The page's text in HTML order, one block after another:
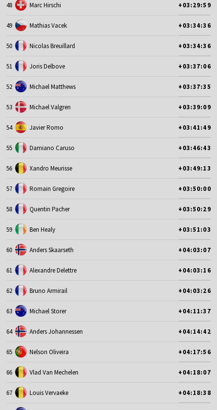
48 Marc Hirschi +03:29:59
49 Mathias Vacek +03:34:36
50 Nicolas Breuillard +03:34:36
51 Joris Delbove +03:37:06
52 Michael Matthews +03:37:35
53 Michael Valgren +03:39:09
54 Javier Romo +03:41:49
55 Damiano Caruso +03:46:43
56 Xandro Meurisse +03:49:13
57 Romain Gregoire +03:50:00
58 Quentin Pacher +03:50:29
59 Ben Healy +03:51:03
60 Anders Skaarseth +04:03:07
61 Alexandre Delettre +04:03:16
62 Bruno Armirail +04:03:26
63 Michael Storer +04:11:37
64 Anders Johannessen +04:14:42
65 Nelson Oliveira +04:17:56
66 Vlad Van Mechelen +04:18:07
67 Louis Vervaeke +04:18:38